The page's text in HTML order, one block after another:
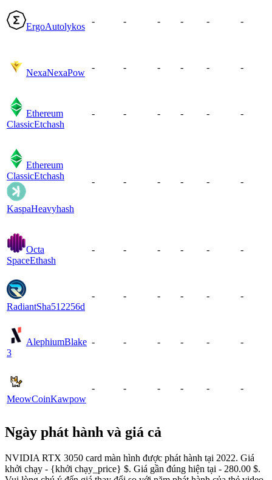
ErgoAutolykos
- - - - - -
NexaNexaPow
- - - - - -
Ethereum
ClassicEtchash
- - - - - -
Ethereum
ClassicEtchash
KaspaHeavyhash
- - - - - -
Octa
SpaceEthash
- - - - - -
RadiantSha512256d
- - - - - -
AlephiumBlake
3
- - - - - -
MeowCoinKawpow
- - - - - -
Ngày phát hành và giá cả
NVIDIA RTX 3050 card màn hình được phát hành tại 2022. Giá
khởi chạy - {khởi chạy_price} $. Giá gần đúng hiện tại - 280.00 $.